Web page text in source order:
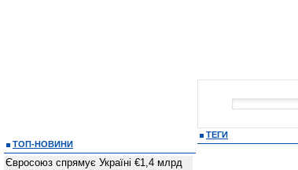
ТЕГИ
ТОП-НОВИНИ
Євросоюз спрямує Україні €1,4 млрд